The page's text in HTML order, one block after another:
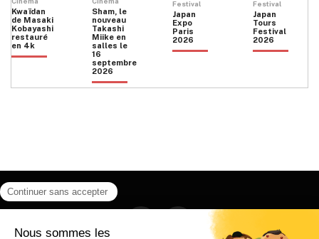
Kwaïdan
de Masaki
Kobayashi
restauré
en 4k
Sham, le
nouveau
Takashi
Miike en
salles le
16
septembre
2026
Festival
Japan
Expo
Paris
2026
Festival
Japan
Tours
Festival
2026
Instagram